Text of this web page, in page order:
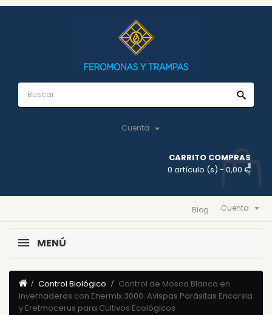
search
Cuenta 
CARRITO COMPRAS
0 artículo (s) - 0,00 €
Cuenta 
Blog
MENÚ
Control Biológico
Control de Mosca Blanca en
Invernaderos con Enermix 3000: Avispas Parásitas Encarsia
y Eretmocerus para Cultivos Ecológicos